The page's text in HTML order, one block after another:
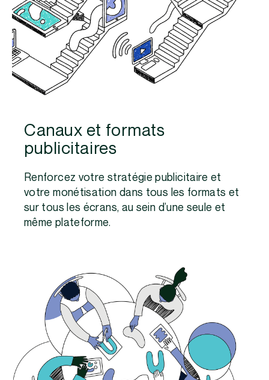
Canaux et formats
publicitaires
Renforcez votre stratégie publicitaire et
votre monétisation dans tous les formats et
sur tous les écrans, au sein d’une seule et
même plateforme.